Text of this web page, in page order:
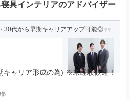
具インテリアのアドバイザー
30代から早期キャリアアップ可能◎
キャリア形成の為) ※未経験歓迎！
個